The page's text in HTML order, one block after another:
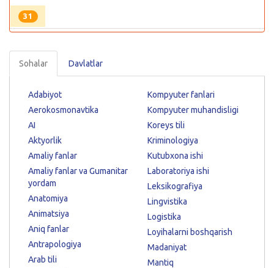
31
Sohalar Davlatlar
Adabiyot
Aerokosmonavtika
AI
Aktyorlik
Amaliy fanlar
Amaliy fanlar va Gumanitar
yordam
Anatomiya
Animatsiya
Aniq fanlar
Antrapologiya
Arab tili
Kompyuter fanlari
Kompyuter muhandisligi
Koreys tili
Kriminologiya
Kutubxona ishi
Laboratoriya ishi
Leksikografiya
Lingvistika
Logistika
Loyihalarni boshqarish
Madaniyat
Mantiq